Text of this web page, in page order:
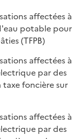
affectées à
potable pour
(TFPB)
affectées à
par des
foncière sur
affectées à
par des